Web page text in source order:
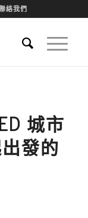
絡我們
城市
發的